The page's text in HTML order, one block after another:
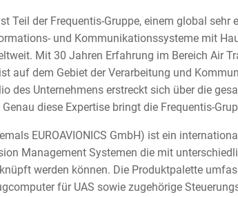
Teil der Frequentis-Gruppe, einem global sehr
und Kommunikationssysteme mit
Mit 30 Jahren Erfahrung im Bereich Air
auf dem Gebiet der Verarbeitung und
des Unternehmens erstreckt sich über die
diese Expertise bringt die Frequentis-
EUROAVIONICS GmbH) ist ein
Management Systemen die mit
werden können. Die Produktpalette
für UAS sowie zugehörige